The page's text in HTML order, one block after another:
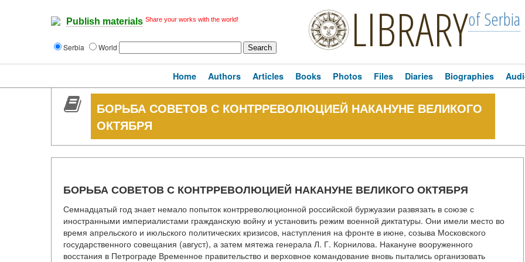
Publish materials Share your works with the world!
Serbia World LIBRARYof Serbia
Home Authors Articles Books Photos Files Diaries Biographies
БОРЬБА СОВЕТОВ С КОНТРРЕВОЛЮЦИЕЙ НАКАНУНЕ ВЕЛИКОГО
ОКТЯБРЯ
БОРЬБА СОВЕТОВ С КОНТРРЕВОЛЮЦИЕЙ НАКАНУНЕ ВЕЛИКОГО ОКТЯБРЯ
Семнадцатый год знает немало попыток контрреволюционной российской буржуазии развязать в союзе с
иностранными империалистами гражданскую войну и установить режим военной диктатуры. Они имели место во
время апрельского и июльского политических кризисов, наступления на фронте в июне, созыва Московского
государственного совещания (август), а затем мятежа генерала Л. Г. Корнилова. Накануне вооруженного
восстания в Петрограде Временное правительство и верховное командование вновь пытались организовать